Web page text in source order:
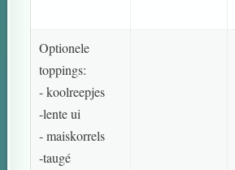
Optionele
toppings:
- koolreepjes
-lente ui
- maiskorrels
-taugé